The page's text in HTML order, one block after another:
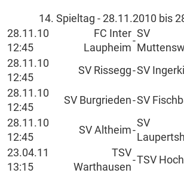
14. Spieltag - 28.11.2010 bis
28.11.10
12:45
FC Inter
Laupheim
-
SV
28.11.10
12:45
SV Rissegg-SV
28.11.10
12:45
SV Burgrieden-SV
28.11.10
12:45
SV Altheim-
SV
23.04.11
13:15
TSV
Warthausen
-TSV